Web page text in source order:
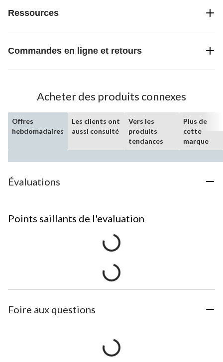
Ressources
Commandes en ligne et retours
Acheter des produits connexes
Offres
hebdomadaires
Les clients ont
aussi consulté
Vers les
produits
tendances
Plus de
cette
marque
Évaluations
Points saillants de l'evaluation
Foire aux questions